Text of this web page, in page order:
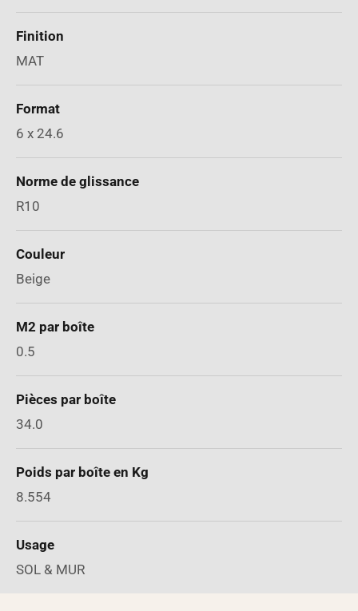
Finition
MAT
Format
6 x 24.6
Norme de glissance
R10
Couleur
Beige
M2 par boîte
0.5
Pièces par boîte
34.0
Poids par boîte en Kg
8.554
Usage
SOL & MUR